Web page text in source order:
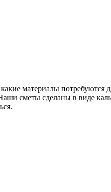
материалы потребуются
сметы сделаны в виде